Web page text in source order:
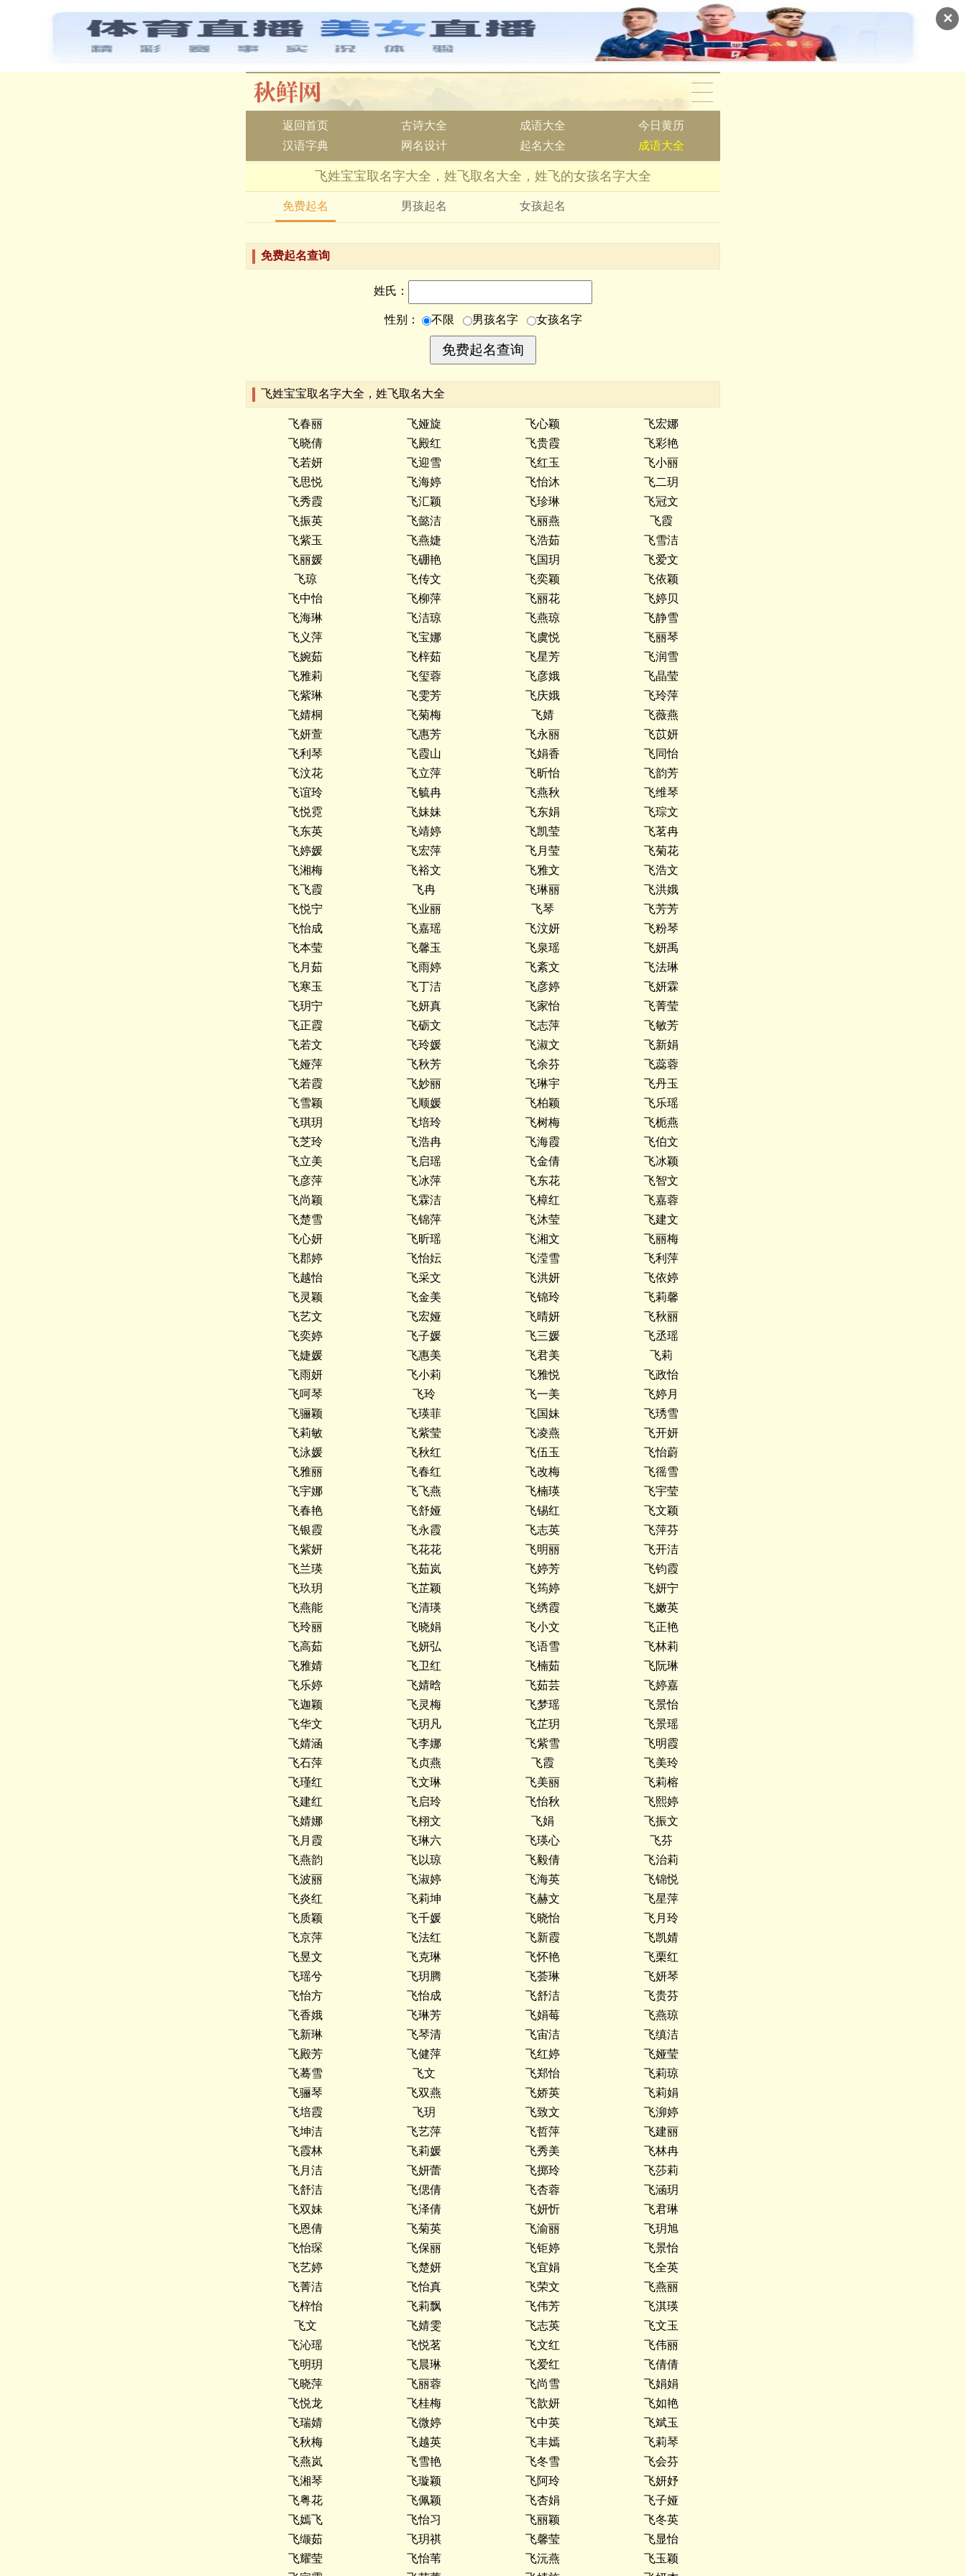
✕
返回首页 古诗大全 成语大全
今日黄历
汉语字典
网名设计 起名大全 成语大全
飞姓宝宝取名字大全，姓飞取名大全，姓飞的女孩名字大全
免费起名 男孩起名 女孩起名
免费起名查询
姓氏：
性别： 不限 男孩名字 女孩名字
飞姓宝宝取名字大全，姓飞取名大全
飞春丽 飞娅旋 飞心颖
飞宏娜
飞晓倩
飞殿红 飞贵霞
飞彩艳
飞若妍
飞迎雪 飞红玉
飞小丽
飞思悦
飞海婷 飞怡沐
飞二玥
飞秀霞
飞汇颖 飞珍琳
飞冠文
飞振英
飞懿洁 飞丽燕
飞霞
飞紫玉
飞燕婕 飞浩茹
飞雪洁
飞丽媛
飞硼艳 飞国玥
飞爱文
飞琼
飞传文 飞奕颖
飞依颖
飞中怡
飞柳萍 飞丽花
飞婷贝
飞海琳
飞洁琼 飞燕琼
飞静雪
飞义萍
飞宝娜 飞虞悦
飞丽琴
飞婉茹
飞梓茹 飞星芳
飞润雪
飞雅莉
飞玺蓉 飞彦娥
飞晶莹
飞紫琳
飞雯芳 飞庆娥
飞玲萍
飞婧桐
飞菊梅 飞婧
飞薇燕
飞妍萱
飞惠芳 飞永丽
飞苡妍
飞利琴
飞霞山 飞娟香
飞同怡
飞汶花
飞立萍 飞昕怡
飞韵芳
飞谊玲
飞毓冉 飞燕秋
飞维琴
飞悦霓
飞妹妹 飞东娟
飞琮文
飞东英
飞靖婷 飞凯莹
飞茗冉
飞婷媛
飞宏萍 飞月莹
飞菊花
飞湘梅
飞裕文 飞雅文
飞浩文
飞飞霞
飞冉 飞琳丽
飞洪娥
飞悦宁
飞业丽 飞琴
飞芳芳
飞怡成
飞嘉瑶 飞汶妍
飞粉琴
飞本莹
飞馨玉 飞泉瑶
飞妍禹
飞月茹
飞雨婷 飞紊文
飞法琳
飞寒玉
飞丁洁 飞彦婷
飞妍霖
飞玥宁
飞妍真 飞家怡
飞菁莹
飞正霞
飞砺文 飞志萍
飞敏芳
飞若文
飞玲媛 飞淑文
飞新娟
飞娅萍
飞秋芳 飞余芬
飞蕊蓉
飞若霞
飞妙丽 飞琳宇
飞丹玉
飞雪颖
飞顺媛 飞柏颖
飞乐瑶
飞琪玥
飞培玲 飞树梅
飞栀燕
飞芝玲
飞浩冉 飞海霞
飞伯文
飞立美
飞启瑶 飞金倩
飞冰颖
飞彦萍
飞冰萍 飞东花
飞智文
飞尚颖
飞霖洁 飞樟红
飞嘉蓉
飞楚雪
飞锦萍 飞沐莹
飞建文
飞心妍
飞昕瑶 飞湘文
飞丽梅
飞郡婷
飞怡妘 飞滢雪
飞利萍
飞越怡
飞采文 飞洪妍
飞依婷
飞灵颖
飞金美 飞锦玲
飞莉馨
飞艺文
飞宏娅 飞晴妍
飞秋丽
飞奕婷
飞子媛 飞三媛
飞丞瑶
飞婕媛
飞惠美 飞君美
飞莉
飞雨妍
飞小莉 飞雅悦
飞政怡
飞呵琴
飞玲 飞一美
飞婷月
飞骊颖
飞瑛菲 飞国妹
飞琇雪
飞莉敏
飞紫莹 飞凌燕
飞开妍
飞泳媛
飞秋红 飞伍玉
飞怡蔚
飞雅丽
飞春红 飞改梅
飞徭雪
飞宇娜
飞飞燕 飞楠瑛
飞宇莹
飞春艳
飞舒娅 飞锡红
飞文颖
飞银霞
飞永霞 飞志英
飞萍芬
飞紫妍
飞花花 飞明丽
飞开洁
飞兰瑛
飞茹岚 飞婷芳
飞钧霞
飞玖玥
飞芷颖 飞筠婷
飞妍宁
飞燕能
飞清瑛 飞绣霞
飞嫩英
飞玲丽
飞晓娟 飞小文
飞正艳
飞高茹
飞妍弘 飞语雪
飞林莉
飞雅婧
飞卫红 飞楠茹
飞阮琳
飞乐婷
飞婧晗 飞茹芸
飞婷嘉
飞迦颖
飞灵梅 飞梦瑶
飞景怡
飞华文
飞玥凡 飞芷玥
飞景瑶
飞婧涵
飞李娜 飞紫雪
飞明霞
飞石萍
飞贞燕 飞霞
飞美玲
飞瑾红
飞文琳 飞美丽
飞莉榕
飞建红
飞启玲 飞怡秋
飞熙婷
飞婧娜
飞栩文 飞娟
飞振文
飞月霞
飞琳六 飞瑛心
飞芬
飞燕韵
飞以琼 飞毅倩
飞治莉
飞波丽
飞淑婷 飞海英
飞锦悦
飞炎红
飞莉坤 飞赫文
飞星萍
飞质颖
飞千媛 飞晓怡
飞月玲
飞京萍
飞法红 飞新霞
飞凯婧
飞昱文
飞克琳 飞怀艳
飞栗红
飞瑶兮
飞玥腾 飞荟琳
飞妍琴
飞怡方
飞怡成 飞舒洁
飞贵芬
飞香娥
飞琳芳 飞娟莓
飞燕琼
飞新琳
飞琴清 飞宙洁
飞缜洁
飞殿芳
飞健萍 飞红婷
飞娅莹
飞蓦雪
飞文 飞郑怡
飞莉琼
飞骊琴
飞双燕 飞娇英
飞莉娟
飞培霞
飞玥 飞致文
飞泖婷
飞坤洁
飞艺萍 飞哲萍
飞建丽
飞霞林
飞莉媛 飞秀美
飞林冉
飞月洁
飞妍蕾 飞掷玲
飞莎莉
飞舒洁
飞偲倩 飞杏蓉
飞涵玥
飞双妹
飞泽倩 飞妍忻
飞君琳
飞恩倩
飞菊英 飞渝丽
飞玥旭
飞怡琛
飞保丽 飞钜婷
飞景怡
飞艺婷
飞楚妍 飞宜娟
飞全英
飞菁洁
飞怡真 飞荣文
飞燕丽
飞梓怡
飞莉飘 飞伟芳
飞淇瑛
飞文
飞婧雯 飞志英
飞文玉
飞沁瑶
飞悦茗 飞文红
飞伟丽
飞明玥
飞晨琳 飞爱红
飞倩倩
飞晓萍
飞丽蓉 飞尚雪
飞娟娟
飞悦龙
飞桂梅 飞歆妍
飞如艳
飞瑞婧
飞微婷 飞中英
飞斌玉
飞秋梅
飞越英 飞丰嫣
飞莉琴
飞燕岚
飞雪艳 飞冬雪
飞会芬
飞湘琴
飞璇颖 飞阿玲
飞妍妤
飞粤花
飞佩颖 飞杏娟
飞子娅
飞嫣飞
飞怡习 飞丽颖
飞冬英
飞缬茹
飞玥祺 飞馨莹
飞显怡
飞耀莹
飞怡苇 飞沅燕
飞玉颖